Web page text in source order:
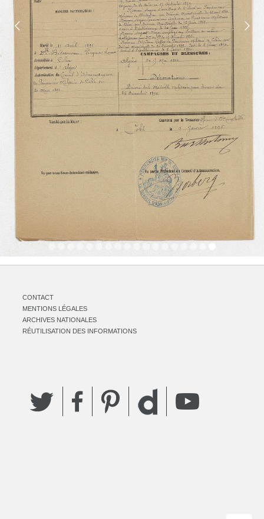
CONTACT
MENTIONS LÉGALES
ARCHIVES NATIONALES
RÉUTILISATION DES INFORMATIONS